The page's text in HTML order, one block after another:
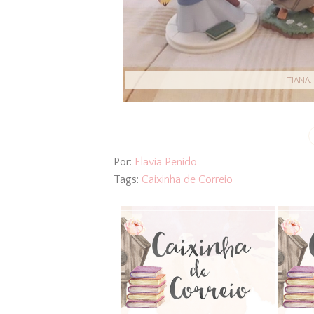
TIANA,
Por: Flavia Penido
Tags: Caixinha de Correio